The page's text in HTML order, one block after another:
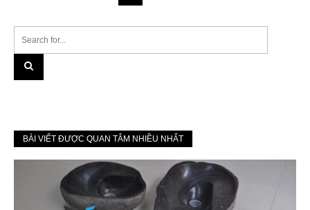
BÀI VIẾT ĐƯỢC QUAN TÂM NHIỀU NHẤT